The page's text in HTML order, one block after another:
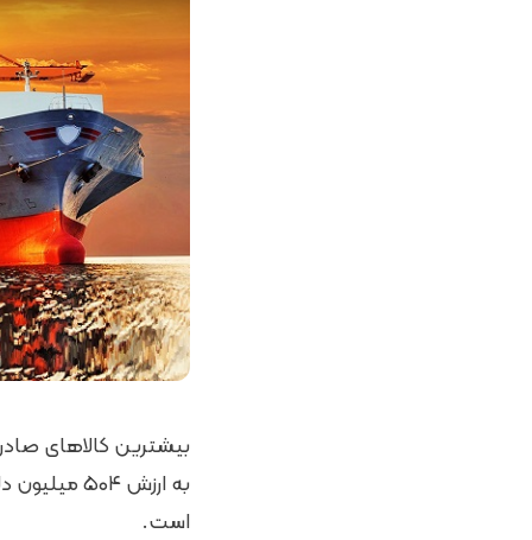
بیشترین کالاهای
به ارزش
است.